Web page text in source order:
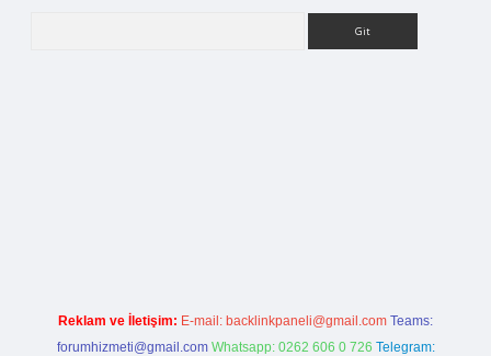
Reklam ve İletişim: E-mail: backlinkpaneli@gmail.com Teams:
forumhizmeti@gmail.com Whatsapp: 0262 606 0 726 Telegram: